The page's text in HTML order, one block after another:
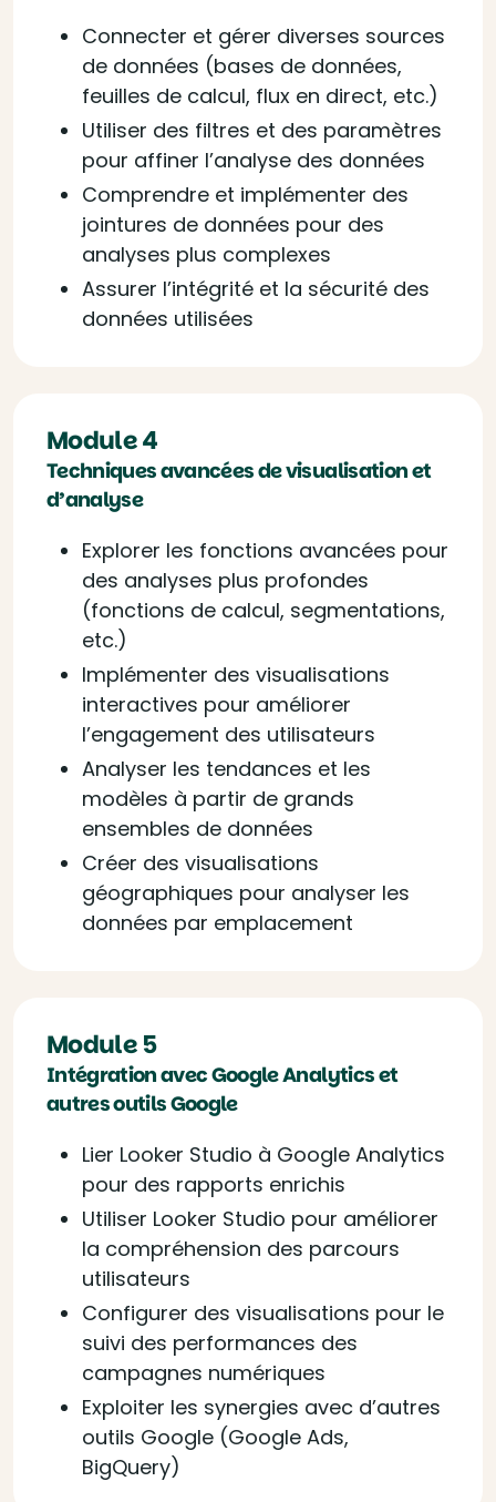
Connecter et gérer diverses sources
de données (bases de données,
feuilles de calcul, flux en direct, etc.)
Utiliser des filtres et des paramètres
pour affiner l’analyse des données
Comprendre et implémenter des
jointures de données pour des
analyses plus complexes
Assurer l’intégrité et la sécurité des
données utilisées
Module 4
Techniques avancées de visualisation et
d’analyse
Explorer les fonctions avancées pour
des analyses plus profondes
(fonctions de calcul, segmentations,
etc.)
Implémenter des visualisations
interactives pour améliorer
l’engagement des utilisateurs
Analyser les tendances et les
modèles à partir de grands
ensembles de données
Créer des visualisations
géographiques pour analyser les
données par emplacement
Module 5
Intégration avec Google Analytics et
autres outils Google
Lier Looker Studio à Google Analytics
pour des rapports enrichis
Utiliser Looker Studio pour améliorer
la compréhension des parcours
utilisateurs
Configurer des visualisations pour le
suivi des performances des
campagnes numériques
Exploiter les synergies avec d’autres
outils Google (Google Ads,
BigQuery)